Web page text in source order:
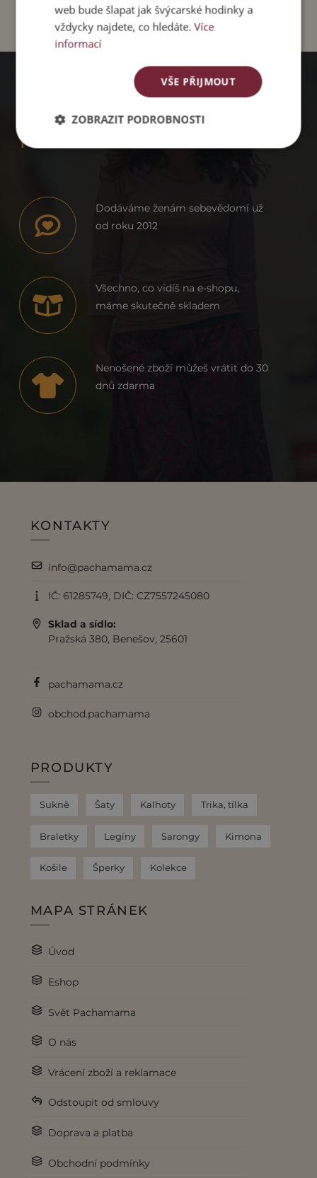
PROČ
PACHAMAMA
Dodáváme ženám sebevědomí už
od roku 2012
Všechno, co vidíš na e-shopu,
máme skutečně skladem
Nenošené zboží můžeš vrátit do 30
dnů zdarma
KONTAKTY
info@pachamama.cz
IČ: 61285749, DIČ: CZ7557245080
Sklad a sídlo:
Pražská 380, Benešov, 25601
pachamama.cz
obchod.pachamama
PRODUKTY
Sukně Šaty Kalhoty Trika, tílka
Braletky Legíny Sarongy Kimona
Košile Šperky Kolekce
MAPA STRÁNEK
Úvod
Eshop
Svět Pachamama
O nás
Vrácení zboží a reklamace
Odstoupit od smlouvy
Doprava a platba
Obchodní podmínky
web bude šlapat jak švýcarské hodinky a
vždycky najdete, co hledáte.Více
informací
VŠE PŘIJMOUT
ZOBRAZIT PODROBNOSTI